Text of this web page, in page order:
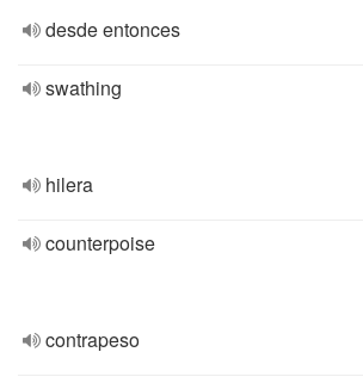
desde entonces
swathing
hilera
counterpoise
contrapeso